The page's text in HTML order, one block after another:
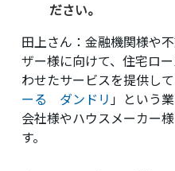
ださい。
田上さん ：金融機関様や
ザー様に向けて、住宅ロ
わせたサービスを提供し
ーる ダンドリ 」という
会社様やハウスメーカー
す。